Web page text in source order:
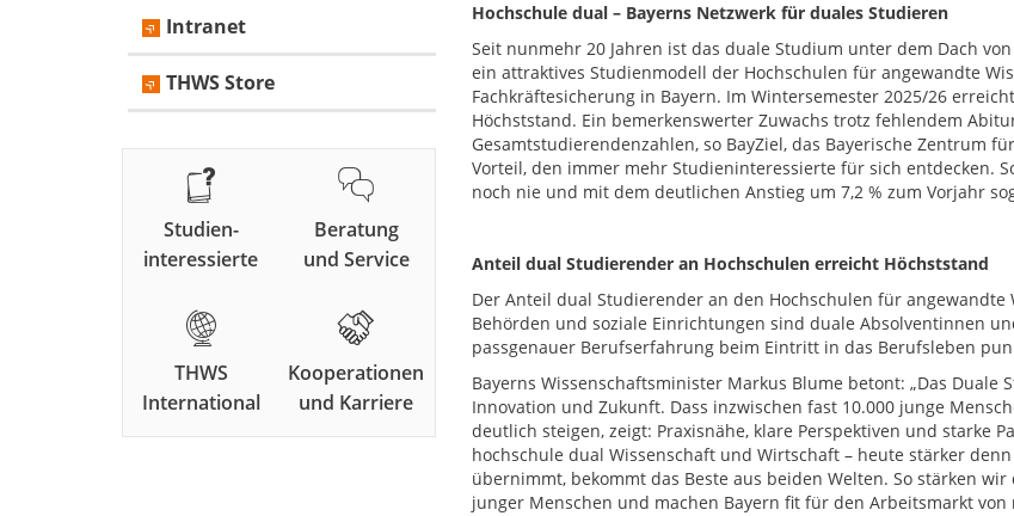
Hochschule dual – Bayerns Netzwerk für duales Studieren
Seit nunmehr 20 Jahren ist das duale Studium unter dem Dach
ein attraktives Studienmodell der Hochschulen für angewandte
Fachkräftesicherung in Bayern. Im Wintersemester 2025/26
Höchststand. Ein bemerkenswerter Zuwachs trotz fehlendem
Gesamtstudierendenzahlen, so BayZiel, das Bayerische Zentrum
Vorteil, den immer mehr Studieninteressierte für sich entdecken.
noch nie und mit dem deutlichen Anstieg um 7,2 % zum Vorjahr
Anteil dual Studierender an Hochschulen erreicht Höchststand
Der Anteil dual Studierender an den Hochschulen für
Behörden und soziale Einrichtungen sind duale Absolventinnen
passgenauer Berufserfahrung beim Eintritt in das Berufsleben
Bayerns Wissenschaftsminister Markus Blume betont: „Das Duale
Innovation und Zukunft. Dass inzwischen fast 10.000 junge
deutlich steigen, zeigt: Praxisnähe, klare Perspektiven und starke
hochschule dual Wissenschaft und Wirtschaft – heute stärker
übernimmt, bekommt das Beste aus beiden Welten. So stärken
junger Menschen und machen Bayern fit für den Arbeitsmarkt von
Intranet
THWS Store
Studien-
interessierte
Beratung
und Service
THWS
International
Kooperationen
und Karriere